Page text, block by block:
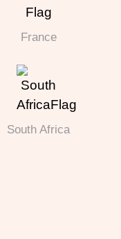
France
South Africa